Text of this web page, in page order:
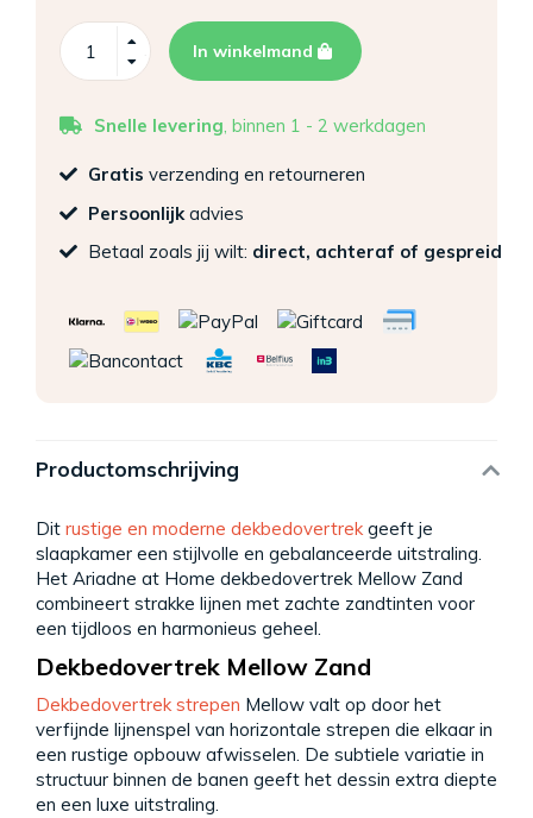
In winkelmand
Snelle levering, binnen 1 - 2 werkdagen
Gratis verzending en retourneren
Persoonlijk advies
Betaal zoals jij wilt: direct, achteraf of gespreid
Productomschrijving
Dit rustige en moderne dekbedovertrekgeeft je
slaapkamer een stijlvolle en gebalanceerde uitstraling.
Het Ariadne at Home dekbedovertrek Mellow Zand
combineert strakke lijnen met zachte zandtinten voor
een tijdloos en harmonieus geheel.
Dekbedovertrek Mellow Zand
Dekbedovertrek strepen Mellow valt op door het
verfijnde lijnenspel van horizontale strepen die elkaar in
een rustige opbouw afwisselen. De subtiele variatie in
structuur binnen de banen geeft het dessin extra diepte
en een luxe uitstraling.